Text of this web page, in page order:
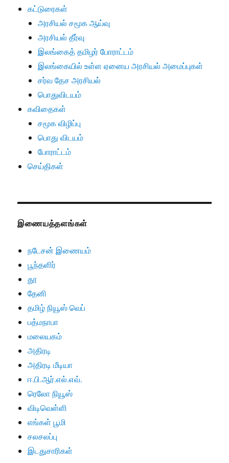
கட்டுரைகள்
அரசியல் சமூக ஆய்வு
அரசியல் தீர்வு
இலங்கைத் தமிழர் போராட்டம்
இலங்கையில் உள்ள ஏனைய அரசியல் அமைப்புகள்
சர்வ தேச அரசியல்
பொதுவிடயம்
கவிதைகள்
சமூக விழிப்பு
பொது விடயம்
போராட்டம்
செய்திகள்
இணையத்தளங்கள்
நடேசன் இணையம்
பூந்தளிர்
தூ
தேனி
தமிழ் நியூஸ் வெப்
பத்மநாபா
மலையகம்
அதிரடி
அதிரடி மீடியா
ஈ.பி.ஆர்.எல்.எவ்.
ரெலோ நியூஸ்
விடிவெள்ளி
எங்கள் பூமி
சலசலப்பு
இடதுசாரிகள்